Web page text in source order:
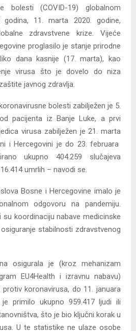
bolesti (COVID-19) globalnom
11. marta 2020. godine,
zdravstvene krize. Vijeće
proglasilo je stanje prirodne
dana kasnije (17. marta), kao
virusa što je dovelo do niza
javnog zdravlja.
bolesti zabilježen je 5.
pacijenta iz Banje Luke, a prvi
virusa zabilježen je 21. marta
i Hercegovini je do 23. februara
ukupno 404.259 slučajeva
umrlih – navodi se.
Bosne i Hercegovine imalo je
odgovoru na pandemiju.
su koordinaciju nabave medicinske
stabilnosti zdravstvenog
osigurala je (kroz mehanizam
EU4Health i izravnu nabavu)
protiv koronavirusa, do 11. januara
je primilo ukupno 959.417 ljudi ili
što je bio ključni korak u
U te statistike ne ulaze osobe